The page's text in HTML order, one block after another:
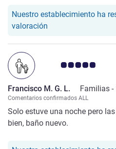
Nuestro establecimiento ha
valoración
Nota de clientes de
Francisco M. G. L. Familias -
Comentarios confirmados ALL
Solo estuve una noche pero
bien, baño nuevo.